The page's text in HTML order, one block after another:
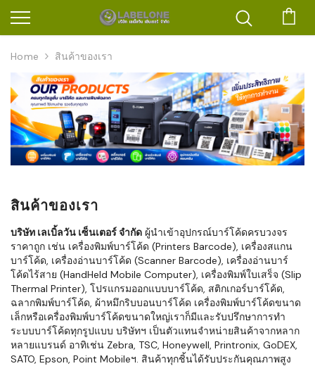
Home สินค้าของเรา
สินค้าของเรา
บริษัท เลเบิ้ลวัน เซ็นเตอร์ จำกัด ผู้นำเข้าอุปกรณ์บาร์โค้ดครบวงจร
ราคาถูก เช่น เครื่องพิมพ์บาร์โค้ด (Printers Barcode), เครื่องสแกน
บาร์โค้ด, เครื่องอ่านบาร์โค้ด (Scanner Barcode), เครื่องอ่านบาร์
โค้ดไร้สาย (HandHeld Mobile Computer), เครื่องพิมพ์ใบเสร็จ (Slip
Thermal Printer), โปรแกรมออกแบบบาร์โค้ด, สติกเกอร์บาร์โค้ด,
ฉลากพิมพ์บาร์โค้ด, ผ้าหมึกริบบอนบาร์โค้ด เครื่องพิมพ์บาร์โค้ดขนาด
เล็กหรือเครื่องพิมพ์บาร์โค้ดขนาดใหญ่เราก็มีและรับปรึกษาการทำ
ระบบบาร์โค้ดทุกรูปแบบ บริษัทฯ เป็นตัวแทนจำหน่ายสินค้าจากหลาก
หลายแบรนด์ อาทิเช่น Zebra, TSC, Honeywell, Printronix, GoDEX,
SATO, Epson, Point Mobileฯ. สินค้าทุกชิ้นได้รับประกันคุณภาพสูง